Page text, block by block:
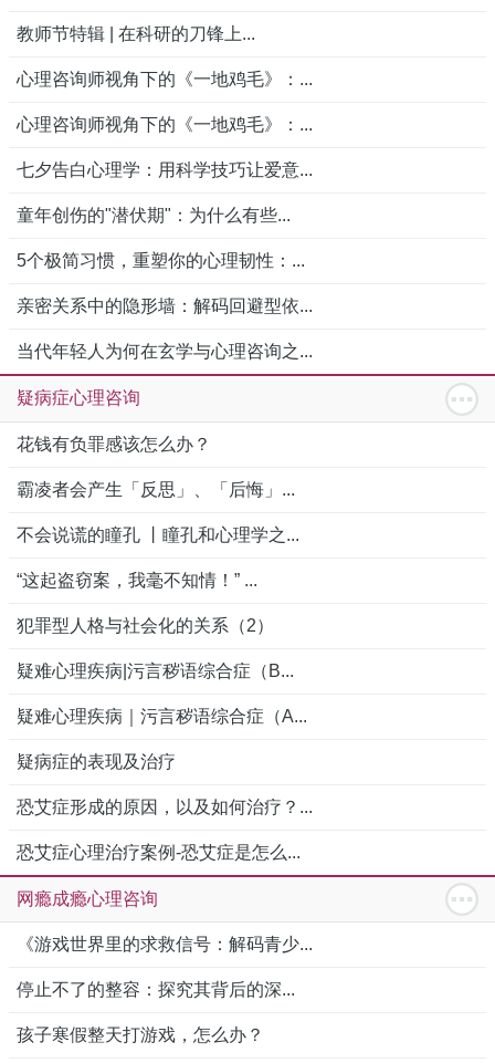
教师节特辑 | 在科研的刀锋上...
心理咨询师视角下的《一地鸡毛》：...
心理咨询师视角下的《一地鸡毛》：...
七夕告白心理学：用科学技巧让爱意...
童年创伤的"潜伏期"：为什么有些...
5个极简习惯，重塑你的心理韧性：...
亲密关系中的隐形墙：解码回避型依...
当代年轻人为何在玄学与心理咨询之...
疑病症心理咨询
花钱有负罪感该怎么办？
霸凌者会产生「反思」、「后悔」...
不会说谎的瞳孔 丨瞳孔和心理学之...
“这起盗窃案，我毫不知情！” ...
犯罪型人格与社会化的关系（2）
疑难心理疾病|污言秽语综合症（B...
疑难心理疾病｜污言秽语综合症（A...
疑病症的表现及治疗
恐艾症形成的原因，以及如何治疗？...
恐艾症心理治疗案例-恐艾症是怎么...
网瘾成瘾心理咨询
《游戏世界里的求救信号：解码青少...
停止不了的整容：探究其背后的深...
孩子寒假整天打游戏，怎么办？